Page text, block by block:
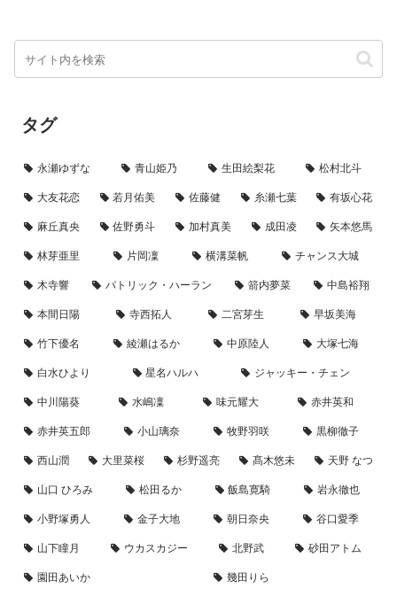
タグ
永瀬ゆずな 青山姫乃 生田絵梨花
松村北斗
大友花恋
若月佑美 佐藤健 糸瀬七葉
有坂心花
麻丘真央
佐野勇斗 加村真美 成田凌
矢本悠馬
林芽亜里
片岡凜 横溝菜帆
チャンス大城
木寺響
パトリック・ハーラン 箭内夢菜
中島裕翔
本間日陽
寺西拓人 二宮芽生
早坂美海
竹下優名
綾瀬はるか 中原陸人
大塚七海
白水ひより
星名ハルハ
ジャッキー・チェン
中川陽葵
水嶋凜 味元耀大
赤井英和
赤井英五郎
小山璃奈 牧野羽咲
黒柳徹子
西山潤
大里菜桜 杉野遥亮 髙木悠未
天野 なつ
山口 ひろみ
松田るか 飯島寛騎
岩永徹也
小野塚勇人
金子大地 朝日奈央
谷口愛季
山下瞳月
ウカスカジー 北野武
砂田アトム
園田あいか
幾田りら